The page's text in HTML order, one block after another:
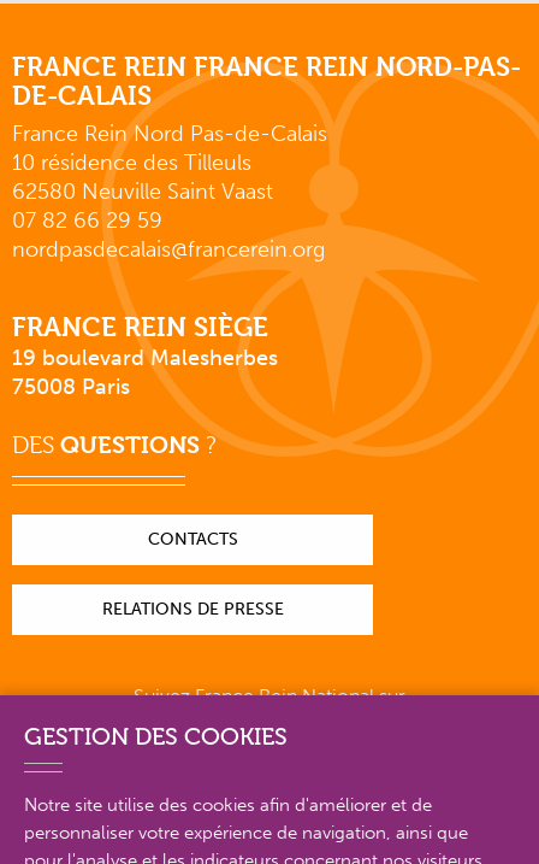
FRANCE REIN FRANCE REIN NORD-PAS-
DE-CALAIS
France Rein Nord Pas-de-Calais
10 résidence des Tilleuls
62580 Neuville Saint Vaast
07 82 66 29 59
nordpasdecalais@francerein.org
FRANCE REIN SIÈGE
19 boulevard Malesherbes
75008 Paris
DES QUESTIONS ?
CONTACTS
RELATIONS DE PRESSE
Suivez France Rein National sur
PLAN DU SITE EN DÉTAIL
GESTION DES COOKIES
Notre site utilise des cookies afin d'améliorer et de
personnaliser votre expérience de navigation, ainsi que